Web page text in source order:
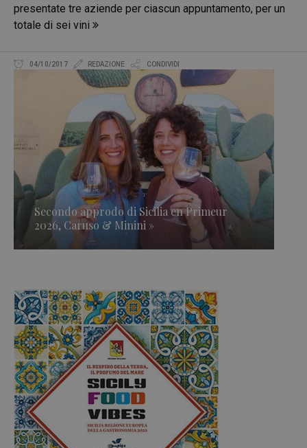
presentate tre aziende per ciascun appuntamento, per un
totale di sei vini
04/10/2017 REDAZIONE CONDIVIDI
Secondo approdo di Sicilia en Primeur
2026, Caruso & Minini »